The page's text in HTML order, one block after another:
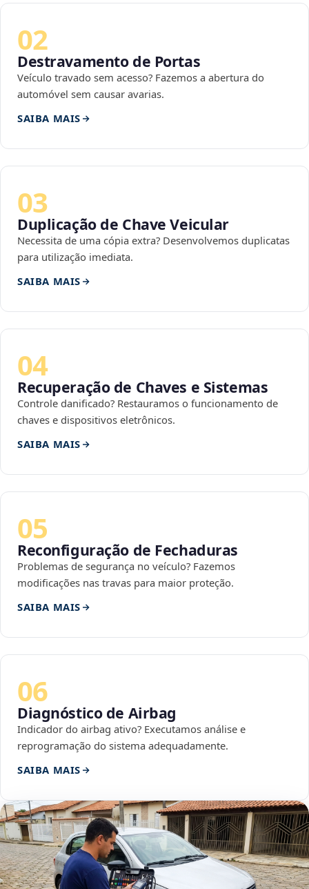
02
Destravamento de Portas
Veículo travado sem acesso? Fazemos a abertura do
automóvel sem causar avarias.
SAIBA MAIS
03
Duplicação de Chave Veicular
Necessita de uma cópia extra? Desenvolvemos duplicatas
para utilização imediata.
SAIBA MAIS
04
Recuperação de Chaves e Sistemas
Controle danificado? Restauramos o funcionamento de
chaves e dispositivos eletrônicos.
SAIBA MAIS
05
Reconfiguração de Fechaduras
Problemas de segurança no veículo? Fazemos
modificações nas travas para maior proteção.
SAIBA MAIS
06
Diagnóstico de Airbag
Indicador do airbag ativo? Executamos análise e
reprogramação do sistema adequadamente.
SAIBA MAIS